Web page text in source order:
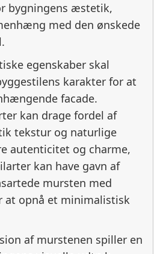
bygningens æstetik,
med den ønskede
egenskaber skal
karakter for at
facade.
kan drage fordel af
tekstur og naturlige
autenticitet og charme,
kan have gavn af
mursten med
at opnå et minimalistisk
af murstenen spiller en